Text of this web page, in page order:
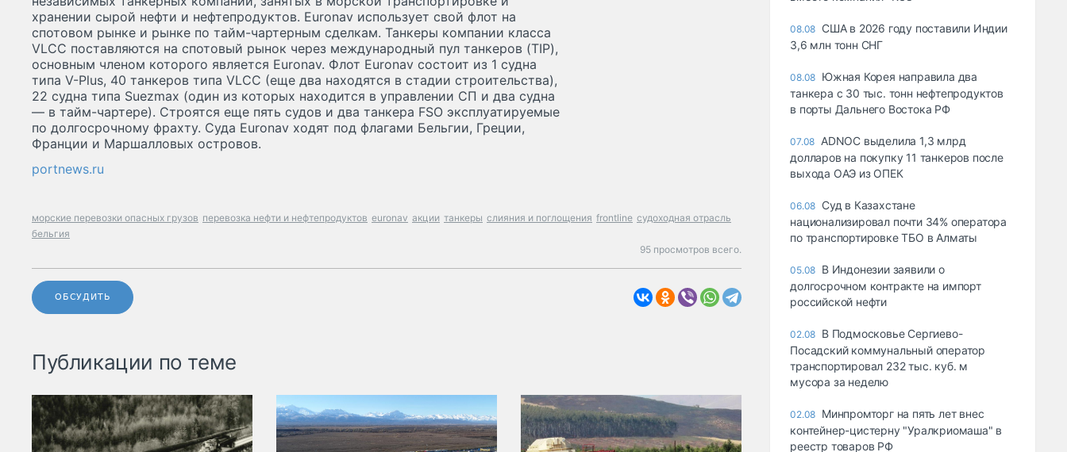
хранении сырой нефти и нефтепродуктов. Euronav использует свой флот на
спотовом рынке и рынке по тайм-чартерным сделкам. Танкеры компании класса
VLCC поставляются на спотовый рынок через международный пул танкеров (TIP),
основным членом которого является Euronav. Флот Euronav состоит из 1 судна
типа V-Plus, 40 танкеров типа VLCC (еще два находятся в стадии строительства),
22 судна типа Suezmax (один из которых находится в управлении СП и два судна
— в тайм-чартере). Строятся еще пять судов и два танкера FSO эксплуатируемые
по долгосрочному фрахту. Суда Euronav ходят под флагами Бельгии, Греции,
Франции и Маршалловых островов.
portnews.ru
морские перевозки опасных грузов перевозка нефти и нефтепродуктов euronav акции танкеры слияния и поглощения frontline судоходная отрасль
бельгия
95 просмотров всего.
ОБСУДИТЬ
Публикации по теме
08.08 США в 2026 году поставили Индии
3,6 млн тонн СНГ
08.08 Южная Корея направила два
танкера с 30 тыс. тонн нефтепродуктов
в порты Дальнего Востока РФ
07.08 ADNOC выделила 1,3 млрд
долларов на покупку 11 танкеров после
выхода ОАЭ из ОПЕК
06.08 Суд в Казахстане
национализировал почти 34% оператора
по транспортировке ТБО в Алматы
05.08 В Индонезии заявили о
долгосрочном контракте на импорт
российской нефти
02.08 В Подмосковье Сергиево-
Посадский коммунальный оператор
транспортировал 232 тыс. куб. м
мусора за неделю
02.08 Минпромторг на пять лет внес
контейнер-цистерну "Уралкриомаша" в
реестр товаров РФ